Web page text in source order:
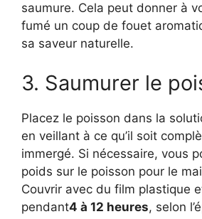
saumure. Cela peut donner à
fumé un coup de fouet
sa saveur naturelle.
3. Saumurer le
Placez le poisson dans la
en veillant à ce qu’il soit
immergé. Si nécessaire, vous
poids sur le poisson pour le
Couvrir avec du film plastique
pendant4 à 12 heures, selon